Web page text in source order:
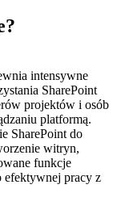
intensywne
SharePoint
projektów i osób
platformą.
SharePoint do
witryn,
funkcje
efektywnej pracy z